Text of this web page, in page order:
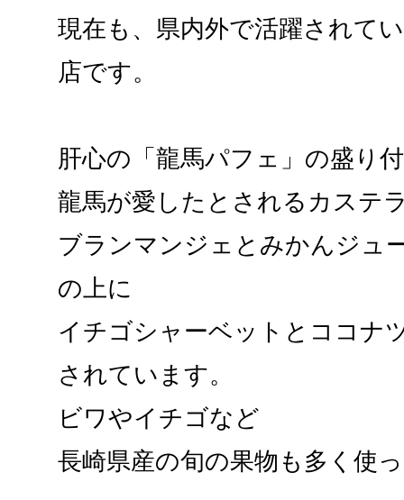
現在も、県内外で活躍されて
店です。
肝心の「龍馬パフェ」の盛り
龍馬が愛したとされるカステ
ブランマンジェとみかんジュ
の上に
イチゴシャーベットとココナ
されています。
ビワやイチゴなど
長崎県産の旬の果物も多く使